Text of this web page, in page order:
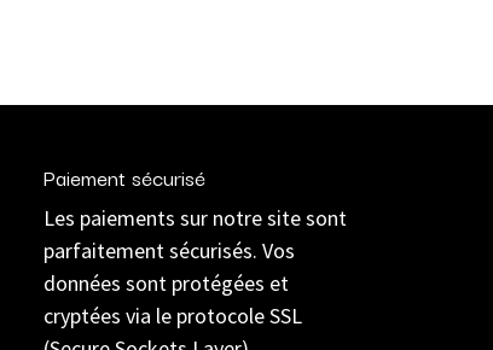
Paiement sécurisé
Les paiements sur notre site sont
parfaitement sécurisés. Vos
données sont protégées et
cryptées via le protocole SSL